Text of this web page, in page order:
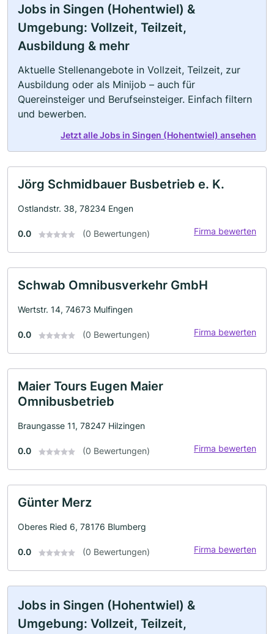
Jobs in Singen (Hohentwiel) &
Umgebung: Vollzeit, Teilzeit,
Ausbildung & mehr
Aktuelle Stellenangebote in Vollzeit, Teilzeit, zur
Ausbildung oder als Minijob – auch für
Quereinsteiger und Berufseinsteiger. Einfach filtern
und bewerben.
Jetzt alle Jobs in Singen (Hohentwiel) ansehen
Jörg Schmidbauer Busbetrieb e. K.
Ostlandstr. 38, 78234 Engen
0.0 (0 Bewertungen) Firma bewerten
Schwab Omnibusverkehr GmbH
Wertstr. 14, 74673 Mulfingen
0.0 (0 Bewertungen) Firma bewerten
Maier Tours Eugen Maier
Omnibusbetrieb
Braungasse 11, 78247 Hilzingen
0.0 (0 Bewertungen) Firma bewerten
Günter Merz
Oberes Ried 6, 78176 Blumberg
0.0 (0 Bewertungen) Firma bewerten
Jobs in Singen (Hohentwiel) &
Umgebung: Vollzeit, Teilzeit,